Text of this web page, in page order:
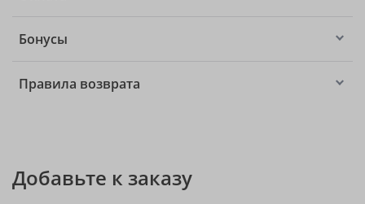
Бонусы
Правила возврата
Добавьте к заказу